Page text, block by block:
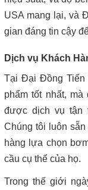
USA mang lại, và
gian đáng tin cậy
Dịch vụ Khách
Tại Đại Đồng Tiến
phẩm tốt nhất,
được dịch vụ tận
Chúng tôi luôn
hàng lựa chọn
cầu cụ thể của họ.
Trong thế giới